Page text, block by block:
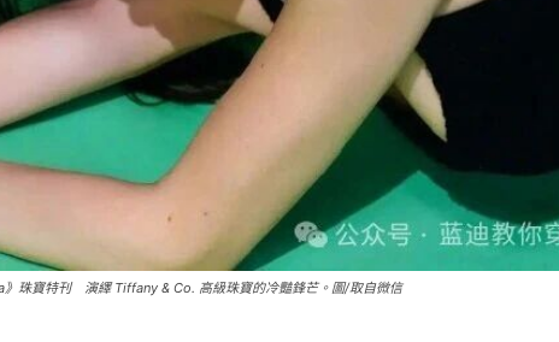
珠寶特刊 演繹 Tiffany & Co. 高級珠寶的冷豔鋒芒。圖/取自微信